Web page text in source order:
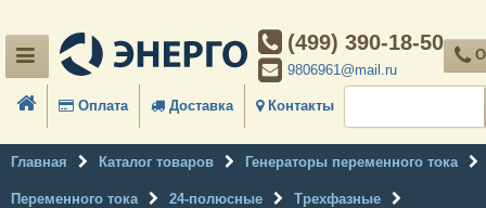
(499) 390-18-50
9806961@mail.ru
Оплата Доставка Контакты
Главная Каталог товаров Генераторы переменного тока
Переменного тока 24-полюсные Трехфазные